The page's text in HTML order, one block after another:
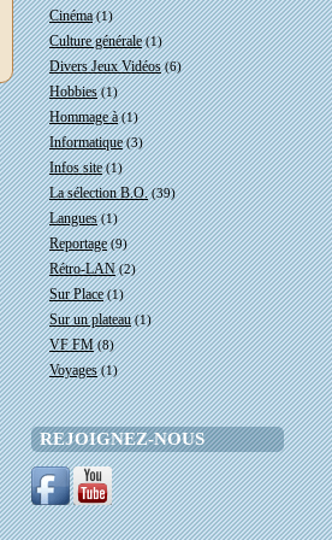
Cinéma(1)
Culture générale(1)
Divers Jeux Vidéos(6)
Hobbies(1)
Hommage à(1)
Informatique(3)
Infos site(1)
La sélection B.O.(39)
Langues(1)
Reportage(9)
Rétro-LAN(2)
Sur Place(1)
Sur un plateau(1)
VF FM(8)
Voyages(1)
REJOIGNEZ-NOUS